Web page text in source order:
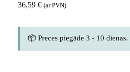
36,59 € (ar PVN)
📦 Preces piegāde 3 - 10 dienas.